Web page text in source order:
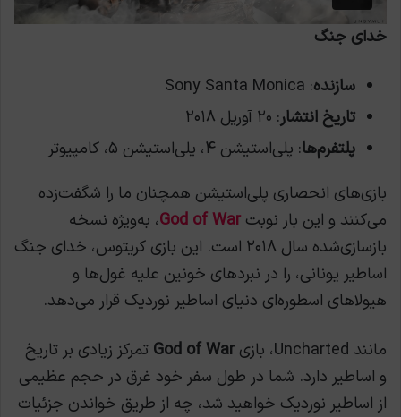
خدای جنگ
سازنده: Sony Santa Monica
تاریخ انتشار: ۲۰ آوریل ۲۰۱۸
پلتفرم‌ها: پلی‌استیشن ۴، پلی‌استیشن ۵، کامپیوتر
بازی‌های انحصاری پلی‌استیشن همچنان ما را شگفت‌زده
می‌کنند و این بار نوبت God of War، به‌ویژه نسخه
بازسازی‌شده سال ۲۰۱۸ است. این بازی کریتوس، خدای جنگ
اساطیر یونانی، را در نبردهای خونین علیه غول‌ها و
هیولاهای اسطوره‌ای دنیای اساطیر نوردیک قرار می‌دهد.
مانند Uncharted، بازی God of War تمرکز زیادی بر تاریخ
و اساطیر دارد. شما در طول سفر خود غرق در حجم عظیمی
از اساطیر نوردیک خواهید شد، چه از طریق خواندن جزئیات